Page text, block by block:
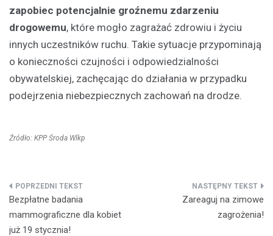
zapobiec potencjalnie groźnemu zdarzeniu
drogowemu, które mogło zagrażać zdrowiu i życiu
innych uczestników ruchu. Takie sytuacje przypominają
o konieczności czujności i odpowiedzialności
obywatelskiej, zachęcając do działania w przypadku
podejrzenia niebezpiecznych zachowań na drodze.
Źródło: KPP Środa Wlkp
Nawigacja
wpisu
Bezpłatne badania
mammograficzne dla kobiet
już 19 stycznia!
Zareaguj na zimowe
zagrożenia!